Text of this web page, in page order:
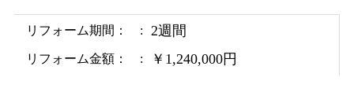
リフォーム期間： 2週間
リフォーム金額： ￥1,240,000円